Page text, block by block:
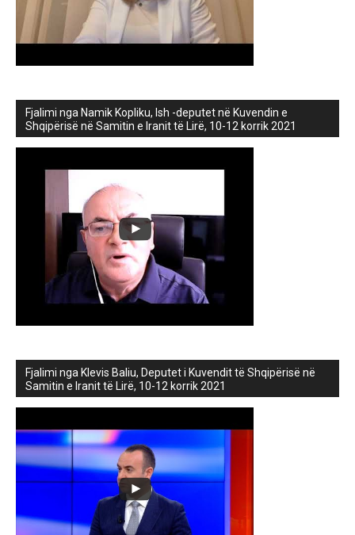
Fjalimi nga Namik Kopliku, Ish -deputet në Kuvendin e
Shqipërisë në Samitin e Iranit të Lirë, 10-12 korrik 2021
Fjalimi nga Klevis Baliu, Deputet i Kuvendit të Shqipërisë në
Samitin e Iranit të Lirë, 10-12 korrik 2021